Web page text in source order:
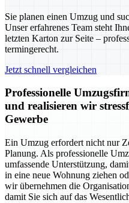
Sie planen einen Umzug und
Unser erfahrenes Team steht
letzten Karton zur Seite –
termingerecht.
Jetzt schnell vergleichen
Professionelle
und realisieren wir
Gewerbe
Ein Umzug erfordert nicht nur
Planung. Als professionelle
umfassende Unterstützung,
in eine neue Wohnung ziehen
wir übernehmen die
damit Sie sich auf das